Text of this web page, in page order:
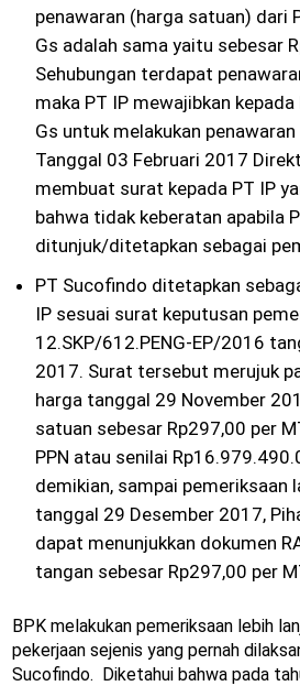
penawaran (harga satuan) dari
Gs adalah sama yaitu sebesar
Sehubungan terdapat
maka PT IP mewajibkan
Gs untuk melakukan
Tanggal 03 Februari 2017
membuat surat kepada PT IP
bahwa tidak keberatan apabila
ditunjuk/ditetapkan sebagai
PT Sucofindo ditetapkan
IP sesuai surat keputusan
12.SKP/612.PENG-EP/2016
2017. Surat tersebut merujuk
harga tanggal 29 November
satuan sebesar Rp297,00 per
PPN atau senilai
demikian, sampai pemeriksaan
tanggal 29 Desember 2017,
dapat menunjukkan dokumen
tangan sebesar Rp297,00 per
BPK melakukan pemeriksaan lebih
pekerjaan sejenis yang pernah
Sucofindo. Diketahui bahwa pada